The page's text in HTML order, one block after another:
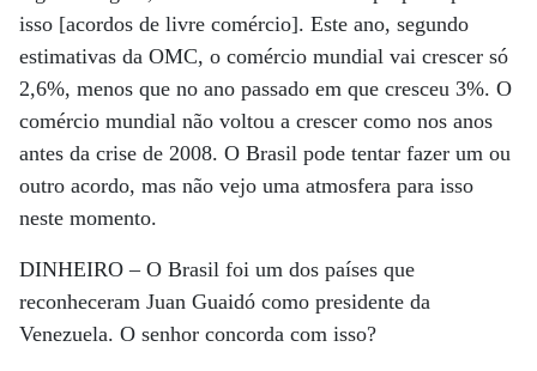
isso [acordos de livre comércio]. Este ano, segundo
estimativas da OMC, o comércio mundial vai crescer só
2,6%, menos que no ano passado em que cresceu 3%. O
comércio mundial não voltou a crescer como nos anos
antes da crise de 2008. O Brasil pode tentar fazer um ou
outro acordo, mas não vejo uma atmosfera para isso
neste momento.
DINHEIRO –O Brasil foi um dos países que
reconheceram Juan Guaidó como presidente da
Venezuela. O senhor concorda com isso?